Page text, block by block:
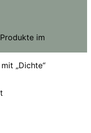
im
„Dichte“